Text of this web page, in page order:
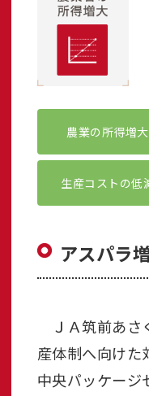
農業の所得増大
生産コストの低
アスパラ
ＪＡ筑前あさ
産体制へ向けた
中央パッケージ